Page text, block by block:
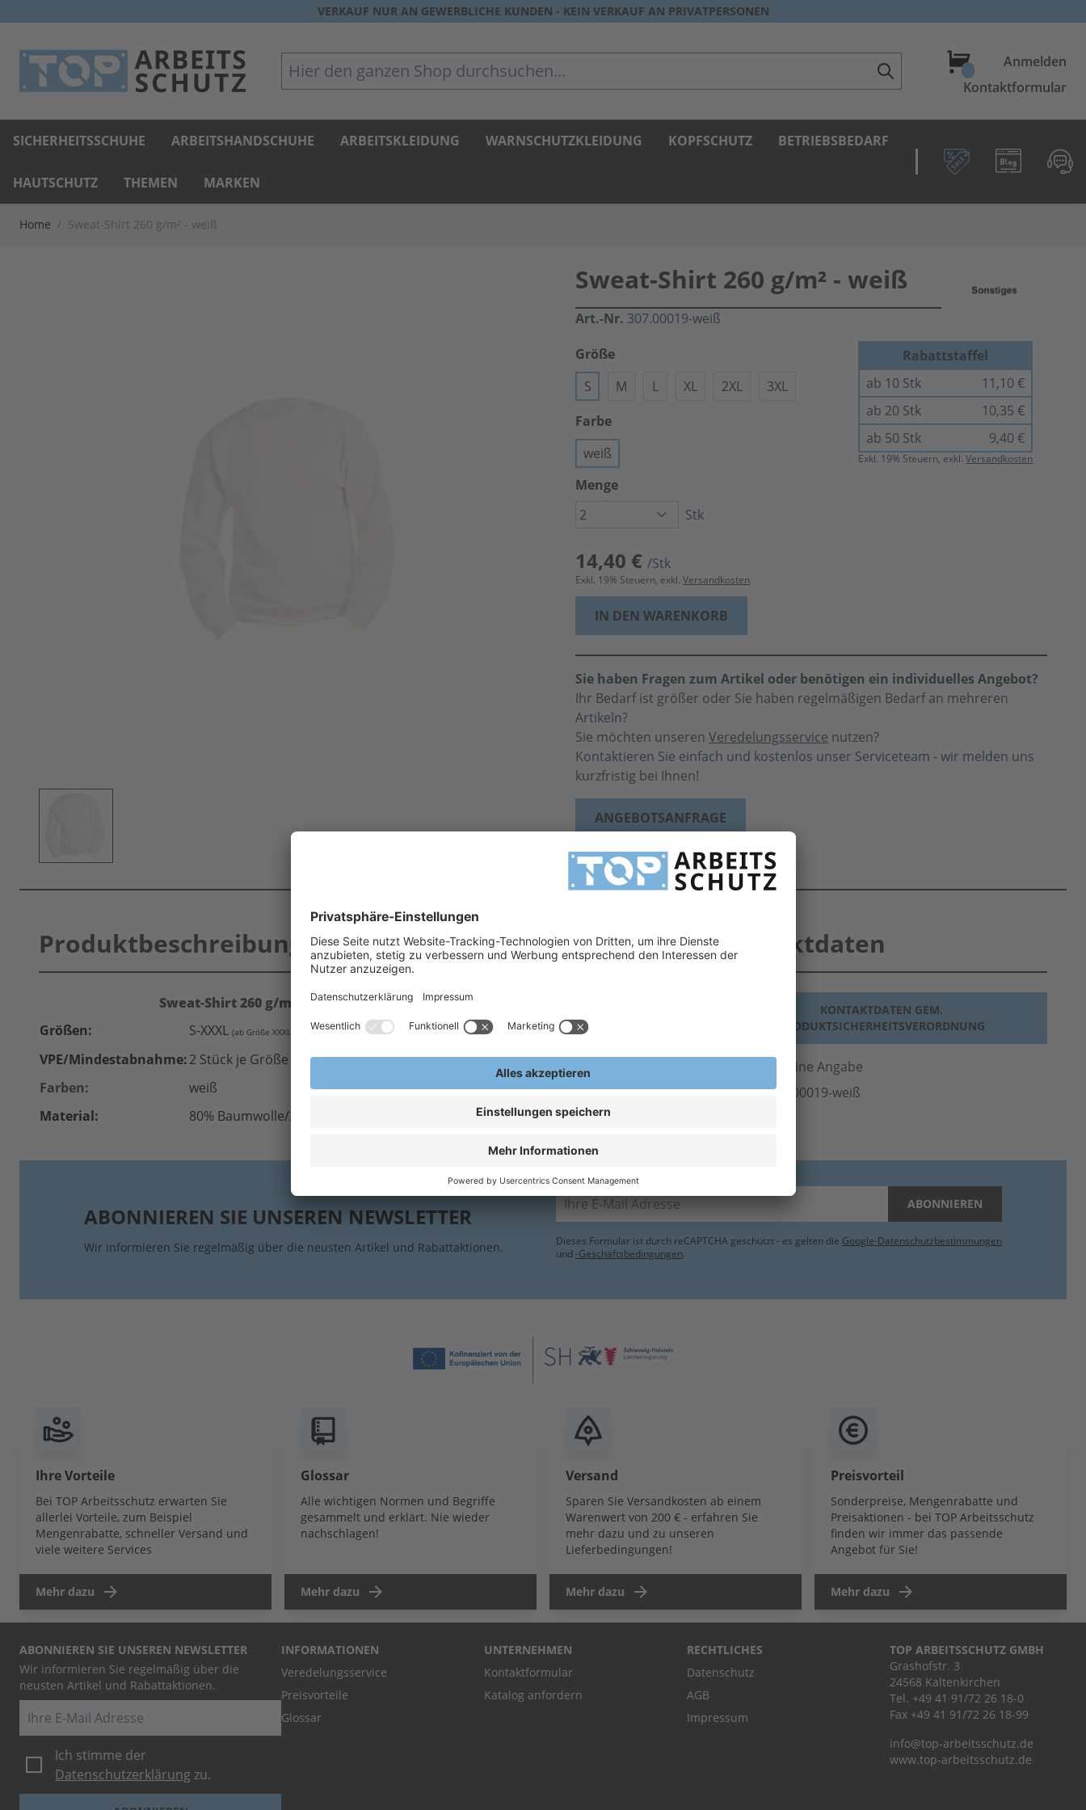
VERKAUF NUR AN GEWERBLICHE KUNDEN - KEIN VERKAUF AN PRIVATPERSONEN
Hier den ganzen Shop durchsuchen... WarenkorbAnmelden
Kontaktformular
SICHERHEITSSCHUHE ARBEITSHANDSCHUHE ARBEITSKLEIDUNG WARNSCHUTZKLEIDUNG KOPFSCHUTZ BETRIEBSBEDARF
HAUTSCHUTZ THEMEN MARKEN
Home / Sweat-Shirt 260 g/m² - weiß
Sweat-Shirt 260 g/m² - weiß
Art.-Nr. 307.00019-weiß
Größe
S
M L XL 2XL
3XL
Farbe
weiß
Menge
Stk
14,40 € /Stk
Exkl. 19% Steuern, exkl. Versandkosten
Rabattstaffel
ab 10 Stk
11,10 €
ab 20 Stk
10,35 €
ab 50 Stk
9,40 €
Exkl. 19% Steuern, exkl.Versandkosten
IN DEN WARENKORB
Sie haben Fragen zum Artikel oder benötigen ein individuelles Angebot?
Ihr Bedarf ist größer oder Sie haben regelmäßigen Bedarf an mehreren
Artikeln?
Sie möchten unseren Veredelungsservice nutzen?
Kontaktieren Sie einfach und kostenlos unser Serviceteam - wir melden uns
kurzfristig bei Ihnen!
ANGEBOTSANFRAGE
MEHR INFORMATIONEN
Produktbeschreibung
Sweat-Shirt 260 g/m² -
weiß Markenfabrikat
Größen:
S-XXXL (ab Größe XXXL zzgl. Übergrößenzuschlag - siehe Preis bei Auswahl)
VPE/Mindestabnahme:2 Stück je Größe
Farben:
weiß
Material:
80% Baumwolle/20% Polyester, ca. 260 g/m²
Produktdaten
KONTAKTDATEN GEM.
PRODUKTSICHERHEITSVERORDNUNG
keine Angabe
Art.-Nr.307.00019-weiß
ABONNIEREN SIE UNSEREN NEWSLETTER
Wir informieren Sie regelmäßig über die neusten Artikel und Rabattaktionen.
E-Mail ABONNIEREN
Dieses Formular ist durch reCAPTCHA geschützt - es gelten die Google-Datenschutzbestimmungen
und -Geschäftsbedingungen.
Ihre Vorteile
Bei TOP Arbeitsschutz erwarten Sie
allerlei Vorteile, zum Beispiel
Mengenrabatte, schneller Versand und
viele weitere Services
Mehr dazu
Glossar
Alle wichtigen Normen und Begriffe
gesammelt und erklärt. Nie wieder
nachschlagen!
Mehr dazu
Versand
Sparen Sie Versandkosten ab einem
Warenwert von 200 € - erfahren Sie
mehr dazu und zu unseren
Lieferbedingungen!
Mehr dazu
Preisvorteil
Sonderpreise, Mengenrabatte und
Preisaktionen - bei TOP Arbeitsschutz
finden wir immer das passende
Angebot für Sie!
Mehr dazu
ABONNIEREN SIE UNSEREN NEWSLETTER
Wir informieren Sie regelmäßig über die
neusten Artikel und Rabattaktionen.
E-Mail
Ich stimme der
Datenschutzerklärung zu.
INFORMATIONEN
Veredelungsservice
Preisvorteile
Glossar
UNTERNEHMEN
Kontaktformular
Katalog anfordern
RECHTLICHES
Datenschutz
AGB
Impressum
TOP ARBEITSSCHUTZ GMBH
Grashofstr. 3
24568 Kaltenkirchen
Tel. +49 41 91/72 26 18-0
Fax +49 41 91/72 26 18-99
info@top-arbeitsschutz.de
www.top-arbeitsschutz.de